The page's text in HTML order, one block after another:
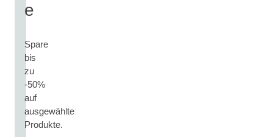
e
Spare
bis
zu
-50%
auf
ausgewählte
Produkte.